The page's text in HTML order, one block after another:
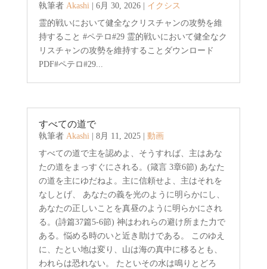
執筆者 Akashi| 6月 30, 2026| イクシス
霊的戦いにおいて健全なクリスチャンの攻勢を維
持すること #ペテロ#29 霊的戦いにおいて健全なク
リスチャンの攻勢を維持することダウンロード
PDF#ペテロ#29...
すべての道で
執筆者 Akashi| 8月 11, 2025| 動画
すべての道で主を認めよ、そうすれば、主はあな
たの道をまっすぐにされる。(箴言 3章6節) あなた
の道を主にゆだねよ。主に信頼せよ、主はそれを
なしとげ、 あなたの義を光のように明らかにし、
あなたの正しいことを真昼のように明らかにされ
る。(詩篇37篇5-6節) 神はわれらの避け所また力で
ある。悩める時のいと近き助けである。 このゆえ
に、たとい地は変り、山は海の真中に移るとも、
われらは恐れない。 たといその水は鳴りとどろ